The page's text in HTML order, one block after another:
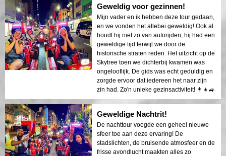
Geweldig voor gezinnen!
Mijn vader en ik hebben deze tour gedaan,
en we vonden het allebei geweldig! Ook al
houdt hij niet zo van autorijden, hij had een
geweldige tijd terwijl we door de
historische straten reden. Het uitzicht op de
Skytree toen we dichterbij kwamen was
ongelooflijk. De gids was echt geduldig en
zorgde ervoor dat iedereen het naar zijn
zin had. Zo'n unieke gezinsactiviteit! 👨‍👧🚙
Geweldige Nachtrit!
De nachttour voegde een geheel nieuwe
sfeer toe aan deze ervaring! De
stadslichten, de bruisende atmosfeer en de
frisse avondlucht maakten alles zo